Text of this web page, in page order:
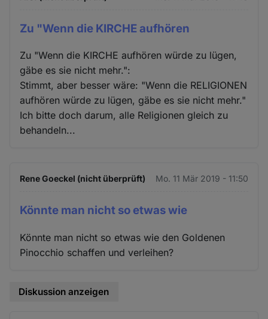
Zu "Wenn die KIRCHE aufhören
Zu "Wenn die KIRCHE aufhören würde zu lügen,
gäbe es sie nicht mehr.":
Stimmt, aber besser wäre: "Wenn die RELIGIONEN
aufhören würde zu lügen, gäbe es sie nicht mehr."
Ich bitte doch darum, alle Religionen gleich zu
behandeln...
Rene Goeckel (nicht überprüft) Mo. 11 Mär 2019 - 11:50
Könnte man nicht so etwas wie
Könnte man nicht so etwas wie den Goldenen
Pinocchio schaffen und verleihen?
Diskussion anzeigen